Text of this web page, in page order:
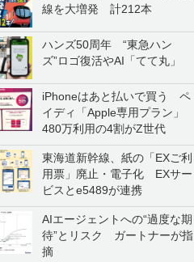
線を大増発 計212本
ハンズ50周年 “東急ハン
ズ”ロゴ復活やAI「てて丸」
iPhoneはあと払いで買う ペ
イディ「Apple専用プラン」
480万利用の4割がZ世代
東海道新幹線、紙の「EXご利
用票」廃止・電子化 EXサー
ビスとe5489が連携
AIエージェントへの“過度な期
待”とリスク ガートナーが指
摘